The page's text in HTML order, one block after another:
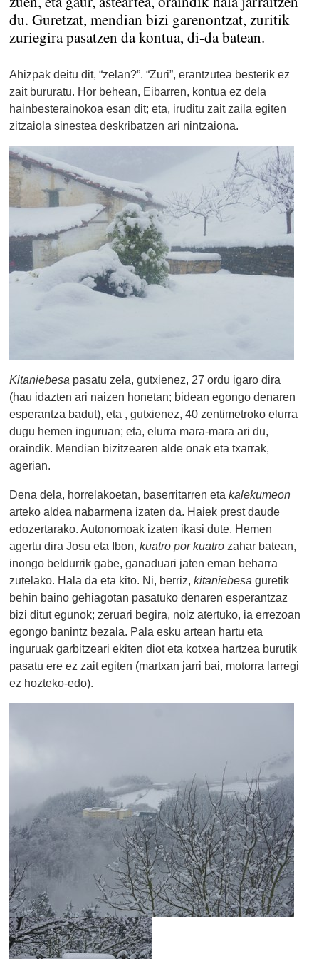
du. Guretzat, mendian bizi garenontzat, zuritik
zuriegira pasatzen da kontua, di-da batean.
Ahizpak deitu dit, “zelan?”. “Zuri”, erantzutea besterik ez
zait bururatu. Hor behean, Eibarren, kontua ez dela
hainbesterainokoa esan dit; eta, iruditu zait zaila egiten
zitzaiola sinestea deskribatzen ari nintzaiona.
Kitaniebesa pasatu zela, gutxienez, 27 ordu igaro dira
(hau idazten ari naizen honetan; bidean egongo denaren
esperantza badut), eta , gutxienez, 40 zentimetroko elurra
dugu hemen inguruan; eta, elurra mara-mara ari du,
oraindik. Mendian bizitzearen alde onak eta txarrak,
agerian.
Dena dela, horrelakoetan, baserritarren etakalekumeon
arteko aldea nabarmena izaten da. Haiek prest daude
edozertarako. Autonomoak izaten ikasi dute. Hemen
agertu dira Josu eta Ibon,kuatro por kuatro zahar batean,
inongo beldurrik gabe, ganaduari jaten eman beharra
zutelako. Hala da eta kito. Ni, berriz,kitaniebesa guretik
behin baino gehiagotan pasatuko denaren esperantzaz
bizi ditut egunok; zeruari begira, noiz atertuko, ia errezoan
egongo banintz bezala. Pala esku artean hartu eta
inguruak garbitzeari ekiten diot eta kotxea hartzea burutik
pasatu ere ez zait egiten (martxan jarri bai, motorra larregi
ez hozteko-edo).